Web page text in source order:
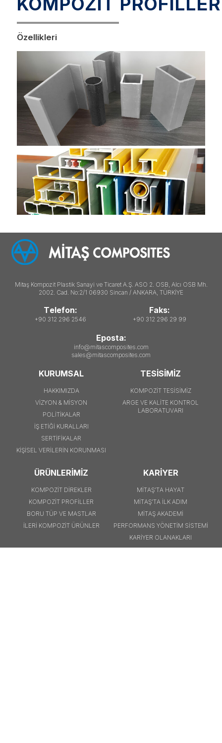
KOMPOZİT PROFİLLER
Özellikleri
Mitaş Kompozit Plastik Sanayi ve Ticaret A.Ş. ASO 2. OSB, Alcı OSB Mh.
2002. Cad. No:2/1 06930 Sincan / ANKARA, TÜRKİYE
Telefon:
+90 312 296 2546
Faks:
+90 312 296 29 99
Eposta:
info@mitascomposites.com
sales@mitascomposites.com
KURUMSAL
HAKKIMIZDA
VİZYON & MİSYON
POLİTİKALAR
İŞ ETİĞİ KURALLARI
SERTİFİKALAR
KİŞİSEL VERİLERİN KORUNMASI
TESİSİMİZ
KOMPOZİT TESİSİMİZ
ARGE VE KALİTE KONTROL
LABORATUVARI
ÜRÜNLERİMİZ
KOMPOZİT DİREKLER
KOMPOZİT PROFİLLER
BORU TÜP VE MASTLAR
İLERİ KOMPOZİT ÜRÜNLER
KARİYER
MİTAŞ’TA HAYAT
MİTAŞ’TA İLK ADIM
MİTAŞ AKADEMİ
PERFORMANS YÖNETİM SİSTEMİ
KARİYER OLANAKLARI